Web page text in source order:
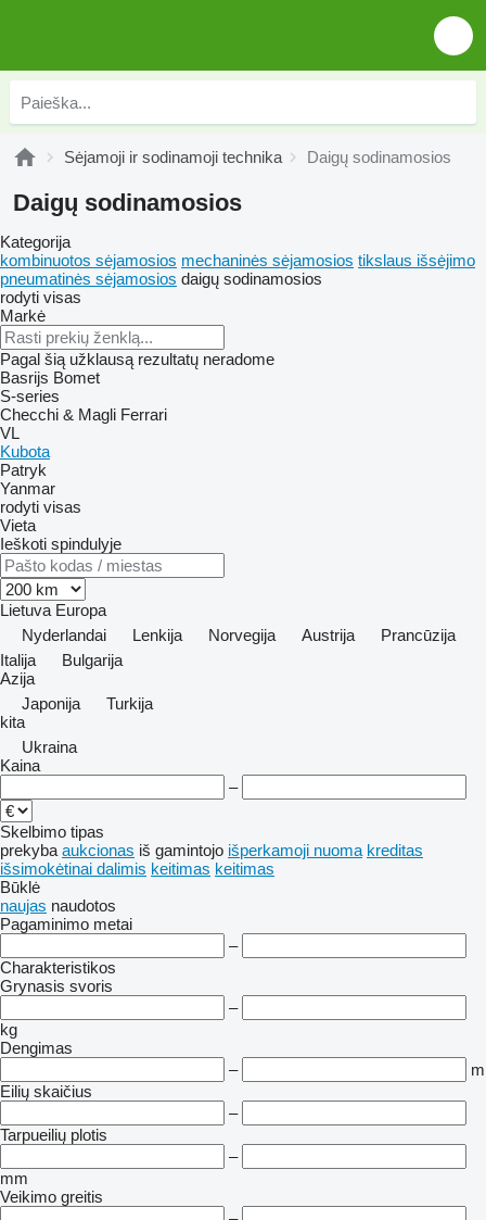
Sėjamoji ir sodinamoji technika Daigų sodinamosios
Daigų sodinamosios
Kategorija
kombinuotos sėjamosios mechaninės sėjamosios tikslaus išsėjimo
pneumatinės sėjamosios daigų sodinamosios
rodyti visas
Markė
Pagal šią užklausą rezultatų neradome
Basrijs Bomet
S-series
Checchi & Magli Ferrari
VL
Kubota
Patryk
Yanmar
rodyti visas
Vieta
Ieškoti spindulyje
Lietuva Europa
Nyderlandai
Lenkija Norvegija Austrija
Prancūzija
Italija
Bulgarija
Azija
Japonija
Turkija
kita
Ukraina
Kaina
–
Skelbimo tipas
prekyba aukcionas iš gamintojo išperkamoji nuoma kreditas
išsimokėtinai dalimis keitimas keitimas
Būklė
naujas naudotos
Pagaminimo metai
–
Charakteristikos
Grynasis svoris
–
kg
Dengimas
–
m
Eilių skaičius
–
Tarpueilių plotis
–
mm
Veikimo greitis